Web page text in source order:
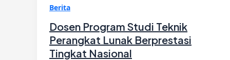
Berita
Dosen Program Studi Teknik
Perangkat Lunak Berprestasi
Tingkat Nasional